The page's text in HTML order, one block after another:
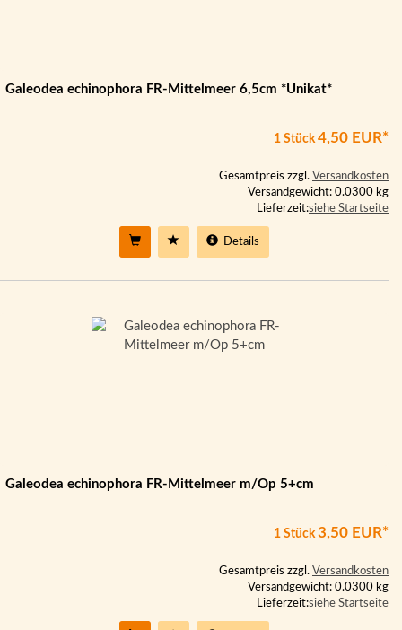
Galeodea echinophora FR-Mittelmeer 6,5cm *Unikat*
1 Stück4,50 EUR*
Gesamtpreis zzgl. Versandkosten
Versandgewicht: 0.0300 kg
Lieferzeit:siehe Startseite
Details
Galeodea echinophora FR-Mittelmeer m/Op 5+cm
1 Stück3,50 EUR*
Gesamtpreis zzgl. Versandkosten
Versandgewicht: 0.0300 kg
Lieferzeit:siehe Startseite